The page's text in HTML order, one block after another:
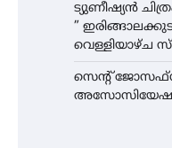
ട്യുണീഷ്യൻ
”
വെള്ളിയാഴ്ച
സെന്റ്